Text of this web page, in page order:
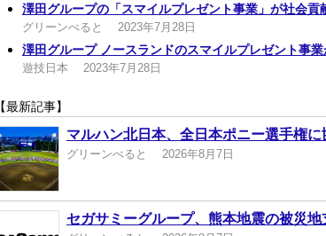
澤田グループの「スマイルプレゼント事業」が社会貢
グリーンべると 2023年7月28日
澤田グループ ノースランドのスマイルプレゼント事
遊技日本 2023年7月28日
【最新記事】
マルハン北日本、全日本ポニー選手権
グリーンべると 2026年8月7日
セガサミーグループ、熊本地震の被災